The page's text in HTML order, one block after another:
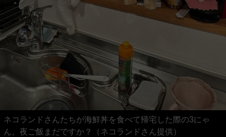
ネコランドさんたちが海鮮丼を食べて帰宅した際の3にゃ
ん。夜ご飯まだですか？（ネコランドさん提供）